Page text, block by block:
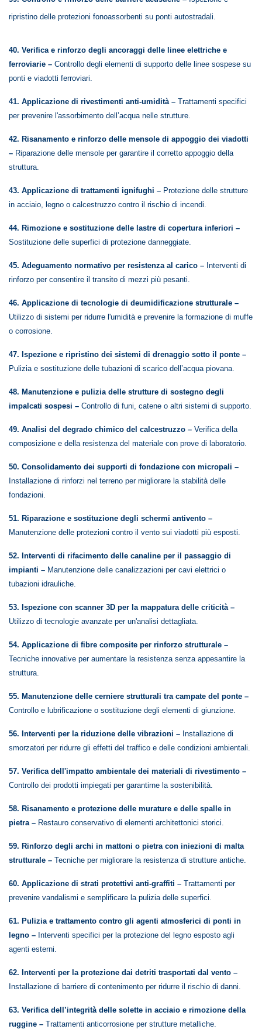
ripristino delle protezioni fonoassorbenti su ponti autostradali.
40. Verifica e rinforzo degli ancoraggi delle linee elettriche e
ferroviarie – Controllo degli elementi di supporto delle linee sospese su
ponti e viadotti ferroviari.
41. Applicazione di rivestimenti anti-umidità – Trattamenti specifici
per prevenire l'assorbimento dell’acqua nelle strutture.
42. Risanamento e rinforzo delle mensole di appoggio dei viadotti
– Riparazione delle mensole per garantire il corretto appoggio della
struttura.
43. Applicazione di trattamenti ignifughi – Protezione delle strutture
in acciaio, legno o calcestruzzo contro il rischio di incendi.
44. Rimozione e sostituzione delle lastre di copertura inferiori –
Sostituzione delle superfici di protezione danneggiate.
45. Adeguamento normativo per resistenza al carico – Interventi di
rinforzo per consentire il transito di mezzi più pesanti.
46. Applicazione di tecnologie di deumidificazione strutturale –
Utilizzo di sistemi per ridurre l'umidità e prevenire la formazione di muffe
o corrosione.
47. Ispezione e ripristino dei sistemi di drenaggio sotto il ponte –
Pulizia e sostituzione delle tubazioni di scarico dell’acqua piovana.
48. Manutenzione e pulizia delle strutture di sostegno degli
impalcati sospesi – Controllo di funi, catene o altri sistemi di supporto.
49. Analisi del degrado chimico del calcestruzzo – Verifica della
composizione e della resistenza del materiale con prove di laboratorio.
50. Consolidamento dei supporti di fondazione con micropali –
Installazione di rinforzi nel terreno per migliorare la stabilità delle
fondazioni.
51. Riparazione e sostituzione degli schermi antivento –
Manutenzione delle protezioni contro il vento sui viadotti più esposti.
52. Interventi di rifacimento delle canaline per il passaggio di
impianti – Manutenzione delle canalizzazioni per cavi elettrici o
tubazioni idrauliche.
53. Ispezione con scanner 3D per la mappatura delle criticità –
Utilizzo di tecnologie avanzate per un'analisi dettagliata.
54. Applicazione di fibre composite per rinforzo strutturale –
Tecniche innovative per aumentare la resistenza senza appesantire la
struttura.
55. Manutenzione delle cerniere strutturali tra campate del ponte –
Controllo e lubrificazione o sostituzione degli elementi di giunzione.
56. Interventi per la riduzione delle vibrazioni – Installazione di
smorzatori per ridurre gli effetti del traffico e delle condizioni ambientali.
57. Verifica dell'impatto ambientale dei materiali di rivestimento –
Controllo dei prodotti impiegati per garantirne la sostenibilità.
58. Risanamento e protezione delle murature e delle spalle in
pietra – Restauro conservativo di elementi architettonici storici.
59. Rinforzo degli archi in mattoni o pietra con iniezioni di malta
strutturale – Tecniche per migliorare la resistenza di strutture antiche.
60. Applicazione di strati protettivi anti-graffiti – Trattamenti per
prevenire vandalismi e semplificare la pulizia delle superfici.
61. Pulizia e trattamento contro gli agenti atmosferici di ponti in
legno – Interventi specifici per la protezione del legno esposto agli
agenti esterni.
62. Interventi per la protezione dai detriti trasportati dal vento –
Installazione di barriere di contenimento per ridurre il rischio di danni.
63. Verifica dell’integrità delle solette in acciaio e rimozione della
ruggine – Trattamenti anticorrosione per strutture metalliche.